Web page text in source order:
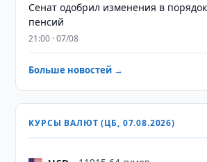
Сенат одобрил изменения в
пенсий
21:00 · 07/08
Больше новостей →
КУРСЫ ВАЛЮТ (ЦБ, 07.08.2026)